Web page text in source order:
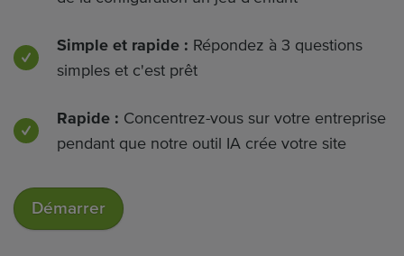
Simple et rapide : Répondez à 3 questions
simples et c'est prêt
Rapide : Concentrez-vous sur votre entreprise
pendant que notre outil IA crée votre site
Démarrer